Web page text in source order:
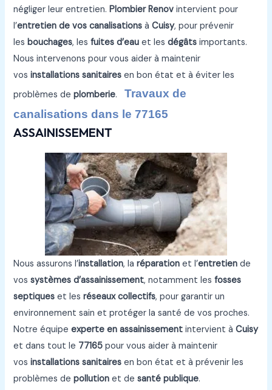
négliger leur entretien.Plombier Renov intervient pour
l’entretien de vos canalisations àCuisy, pour prévenir
lesbouchages, lesfuites d’eau et lesdégâts importants.
Nous intervenons pour vous aider à maintenir
vosinstallations sanitaires en bon état et à éviter les
problèmes deplomberie. Travaux de
canalisations dans le 77165
ASSAINISSEMENT
Nous assurons l’installation, laréparation et l’entretien de
vossystèmes d’assainissement, notamment lesfosses
septiques et lesréseaux collectifs, pour garantir un
environnement sain et protéger la santé de vos proches.
Notre équipeexperte en assainissement intervient àCuisy
et dans tout le 77165 pour vous aider à maintenir
vosinstallations sanitaires en bon état et à prévenir les
problèmes depollution et desanté publique.